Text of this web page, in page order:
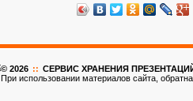
© 2026 :: CЕРВИС ХРАНЕНИЯ ПРЕЗЕНТАЦИЙ
При использовании материалов сайта,